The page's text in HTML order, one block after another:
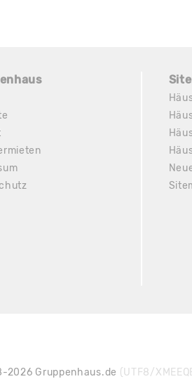
2026 Gruppenhaus.de (UTF8/